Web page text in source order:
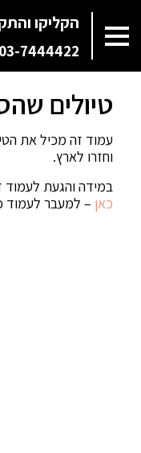
הקליקו
03-7444422
טיולים
עמוד זה מכיל את
וחזרו לארץ.
במידה והגעת לעמוד
כאן – למעבר לעמוד